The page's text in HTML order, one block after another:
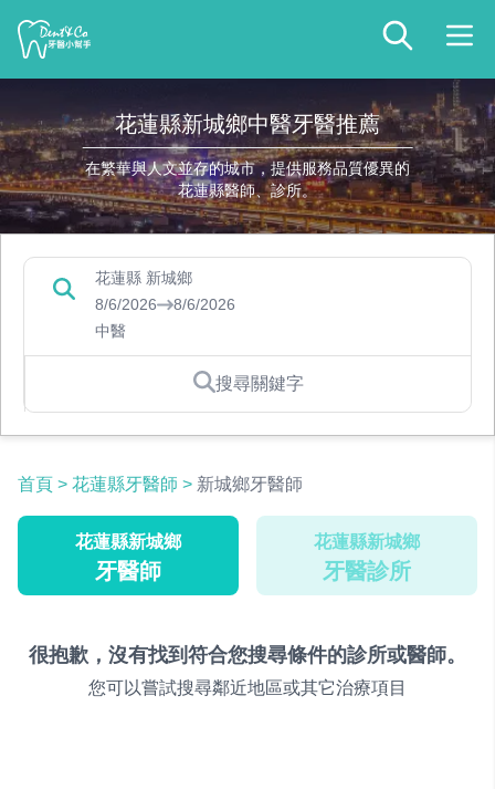
花蓮縣新城鄉中醫牙醫推薦
在繁華與人文並存的城市，提供服務品質優異的
花蓮縣醫師、診所。
花蓮縣 新城鄉
8/6/2026
8/6/2026
中醫
搜尋關鍵字
首頁 > 花蓮縣牙醫師 > 新城鄉牙醫師
花蓮縣新城鄉
牙醫師
花蓮縣新城鄉
牙醫診所
很抱歉，沒有找到符合您搜尋條件的診所或醫師。
您可以嘗試搜尋鄰近地區或其它治療項目